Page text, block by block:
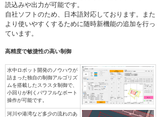
読込みや出力が可能です。
自社ソフトのため、日本語対応しております。また
より使いやすくするために随時新機能の追加を行っ
ています。
高精度で敏捷性の高い制御
水中ロボット開発のノウハウが
詰まった独自の制御アルゴリズ
ムを搭載したスラスタ制御で、
小回りが利くパワフルなボート
操作が可能です。
河川や港湾など多少の流れのあ